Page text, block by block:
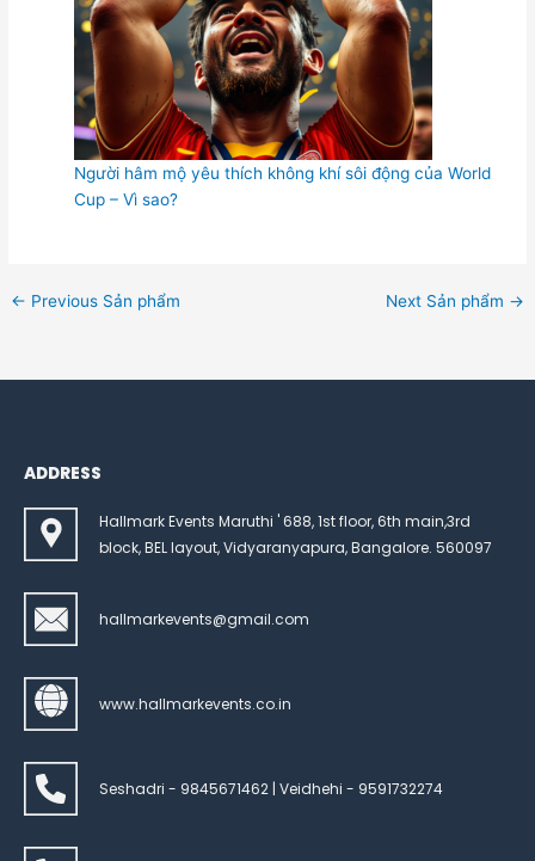
Người hâm mộ yêu thích không khí sôi động của World
Cup – Vì sao?
← Previous Sản phẩm Next Sản phẩm →
ADDRESS
Hallmark Events Maruthi ' 688, 1st floor, 6th main,3rd
block, BEL layout, Vidyaranyapura, Bangalore. 560097
hallmarkevents@gmail.com
www.hallmarkevents.co.in
Seshadri - 9845671462 | Veidhehi - 9591732274